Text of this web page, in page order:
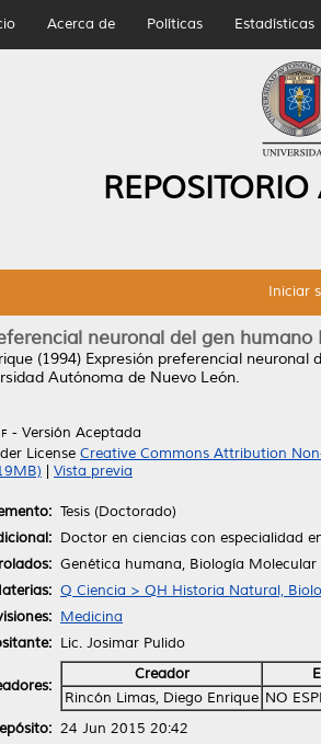
Acerca de Políticas Estadísticas
Iniciar
neuronal del gen
(1994) Expresión preferencial neuronal
Autónoma de Nuevo León.
- Versión Aceptada
License Creative Commons Attribution
Vista previa
Tesis (Doctorado)
Doctor en ciencias con especialidad
Genética humana, Biología Molecular
Q Ciencia > QH Historia Natural,
Medicina
Lic. Josimar Pulido
Creador
Rincón Limas, Diego Enrique NO
24 Jun 2015 20:42